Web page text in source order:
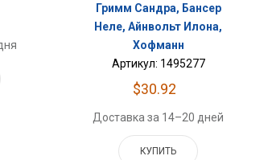
Гримм Сандра, Бансер
Неле, Айнвольт Илона,
Хофманн
Артикул: 1495277
$30.92
Доставка за 14–20 дней
КУПИТЬ